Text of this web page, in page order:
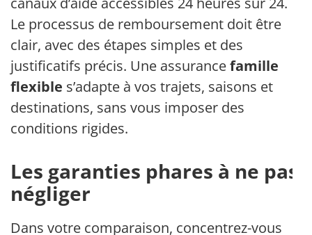
Le processus de remboursement doit être
clair, avec des étapes simples et des
justificatifs précis. Une assurancefamille
flexible s’adapte à vos trajets, saisons et
destinations, sans vous imposer des
conditions rigides.
Les garanties phares à ne pas
négliger
Dans votre comparaison, concentrez-vous